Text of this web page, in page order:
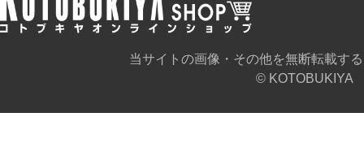
当サイトの画像・その他を無断転載す
© KOTOBUKIYA